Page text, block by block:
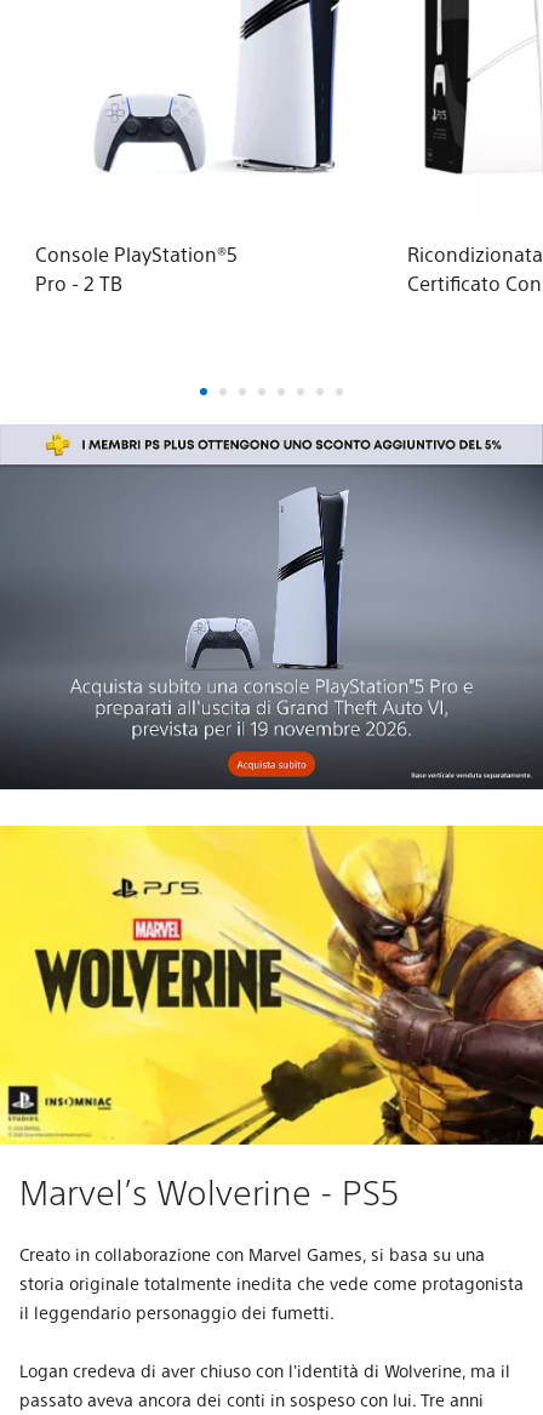
Console PlayStation®5
Pro - 2 TB
Certificato
Marvel’s Wolverine - PS5
Creato in collaborazione con Marvel Games, si basa su una
storia originale totalmente inedita che vede come protagonista
il leggendario personaggio dei fumetti.
Logan credeva di aver chiuso con l'identità di Wolverine, ma il
passato aveva ancora dei conti in sospeso con lui. Tre anni